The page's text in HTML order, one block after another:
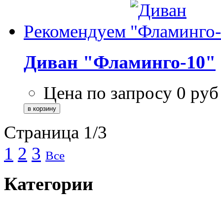
Рекомендуем
Диван "Фламинго-10"
Цена по запросу 0 руб
Страница 1/3
1 2 3 Все
Категории